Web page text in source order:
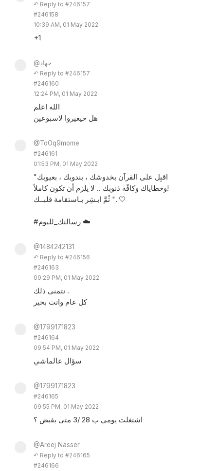
↶ Reply to #246157
#246158
10:39 AM, 01 May 2022
+1
@جهاد
↶ Reply to #246157
#246160
12:24 PM, 01 May 2022
الله اعلم
هل حيغيروا لاسبوعين
@ToOq9mome
#246161
01:53 PM, 01 May 2022
"اقبِل على القرآن بخدوشك ، بندوبك ، بعيوبك
‏وخطاياك وكافّة ذنوبك .. لا يلزم أن تكون كاملاً!
‏ ثُمَّ ابـشِر بـاستقامة قلبــك". 🤍
#رسالتك_لليوم ☁️
@1484242131
↶ Reply to #246156
#246163
09:29 PM, 01 May 2022
نتمنى ذلك .
كل عام وانت بخير
@1799171823
#246164
09:54 PM, 01 May 2022
سؤال عالماشي
@1799171823
#246165
09:55 PM, 01 May 2022
اشتغلت يومي ب 28 /3 متى بقبض ؟
@Areej Nasser
↶ Reply to #246165
#246166